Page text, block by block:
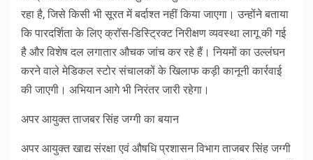
रहा है, जिसे किसी भी सूरत में बर्दाश्त नहीं किया जाएगा। उन्होंने बताया
कि पारदर्शिता के लिए क्रॉस-डिस्ट्रिक्ट निरीक्षण व्यवस्था लागू की गई
है और विशेष दल लगातार औचक जांच कर रहे हैं। नियमों का उल्लंघन
करने वाले मेडिकल स्टोर संचालकों के खिलाफ कड़ी कानूनी कार्रवाई
की जाएगी। अभियान आगे भी निरंतर जारी रहेगा।
अपर आयुक्त ताजबर सिंह जग्गी का बयान
अपर आयुक्त खाद्य संरक्षा एवं औषधि प्रशासन विभाग ताजबर सिंह जग्गी